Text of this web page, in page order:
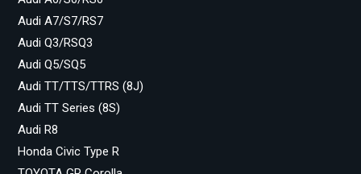
Audi A7/S7/RS7
Audi Q3/RSQ3
Audi Q5/SQ5
Audi TT/TTS/TTRS (8J)
Audi TT Series (8S)
Audi R8
Honda Civic Type R